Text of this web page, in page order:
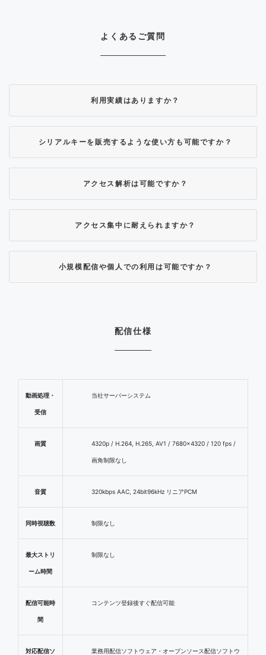
よくあるご質問
利用実績はありますか？
シリアルキーを販売するような使い方も可能ですか？
アクセス解析は可能ですか？
アクセス集中に耐えられますか？
小規模配信や個人での利用は可能ですか？
配信仕様
動画処理・
受信
当社サーバーシステム
画質 4320p / H.264, H.265, AV1 / 7680×4320 / 120 fps /
画角制限なし
音質 320kbps AAC, 24bit96kHz リニアPCM
同時視聴数 制限なし
最大ストリ
ーム時間
制限なし
配信可能時
間
コンテンツ登録後すぐ配信可能
対応配信ソ 業務用配信ソフトウェア・オープンソース配信ソフトウ